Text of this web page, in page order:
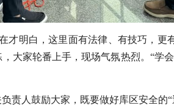
才明白，这里面有法律、有技巧，
大家轮番上手，现场气氛热烈。“学
责人鼓励大家，既要做好库区安全的